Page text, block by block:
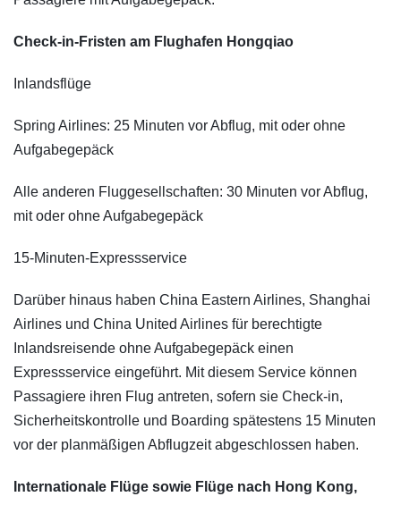
Check-in-Fristen am Flughafen Hongqiao
Inlandsflüge
Spring Airlines: 25 Minuten vor Abflug, mit oder ohne
Aufgabegepäck
Alle anderen Fluggesellschaften: 30 Minuten vor Abflug,
mit oder ohne Aufgabegepäck
15-Minuten-Expressservice
Darüber hinaus haben China Eastern Airlines, Shanghai
Airlines und China United Airlines für berechtigte
Inlandsreisende ohne Aufgabegepäck einen
Expressservice eingeführt. Mit diesem Service können
Passagiere ihren Flug antreten, sofern sie Check-in,
Sicherheitskontrolle und Boarding spätestens 15 Minuten
vor der planmäßigen Abflugzeit abgeschlossen haben.
Internationale Flüge sowie Flüge nach Hong Kong,